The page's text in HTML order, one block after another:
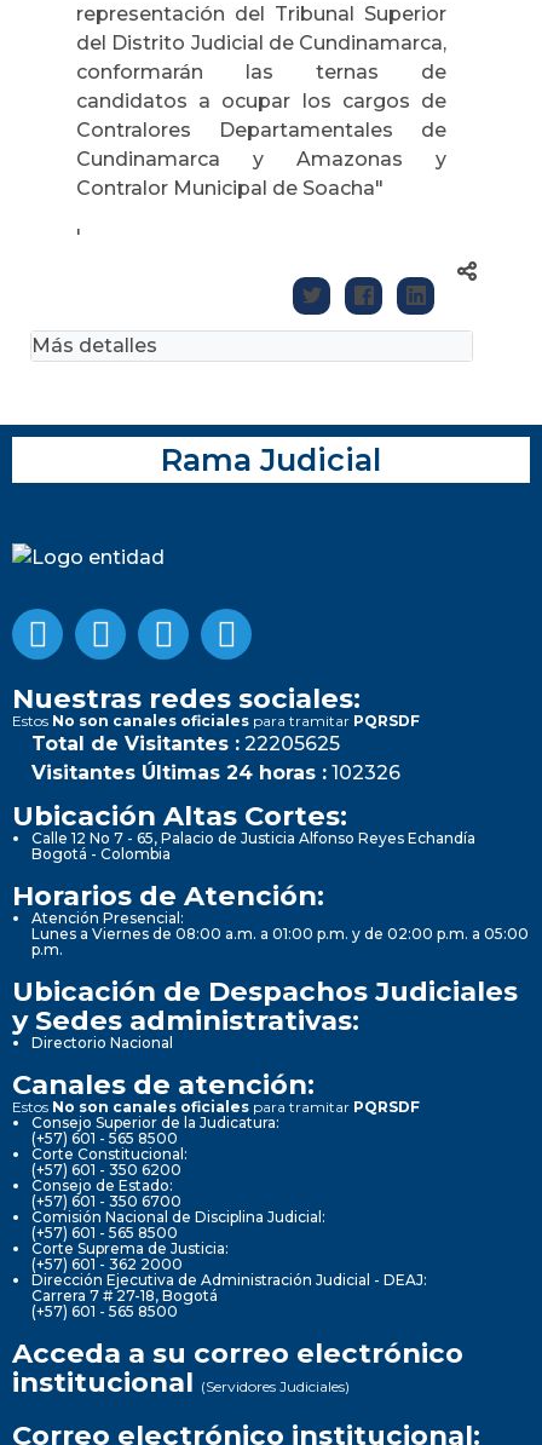
representación del Tribunal Superior
del Distrito Judicial de Cundinamarca,
conformarán las ternas de
candidatos a ocupar los cargos de
Contralores Departamentales de
Cundinamarca y Amazonas y
Contralor Municipal de Soacha"
'
Más detalles
Rama Judicial
Nuestras redes sociales:
Estos No son canales oficiales para tramitar PQRSDF
Total de Visitantes : 22205625
Visitantes Últimas 24 horas : 102326
Ubicación Altas Cortes:
Calle 12 No 7 - 65, Palacio de Justicia Alfonso Reyes Echandía
Bogotá - Colombia
Horarios de Atención:
Atención Presencial:
Lunes a Viernes de 08:00 a.m. a 01:00 p.m. y de 02:00 p.m. a 05:00
p.m.
Ubicación de Despachos Judiciales
y Sedes administrativas:
Directorio Nacional
Canales de atención:
Estos No son canales oficiales para tramitar PQRSDF
Consejo Superior de la Judicatura:
(+57) 601 - 565 8500
Corte Constitucional:
(+57) 601 - 350 6200
Consejo de Estado:
(+57) 601 - 350 6700
Comisión Nacional de Disciplina Judicial:
(+57) 601 - 565 8500
Corte Suprema de Justicia:
(+57) 601 - 362 2000
Dirección Ejecutiva de Administración Judicial - DEAJ:
Carrera 7 # 27-18, Bogotá
(+57) 601 - 565 8500
Acceda a su correo electrónico
institucional (Servidores Judiciales)
Correo electrónico institucional: